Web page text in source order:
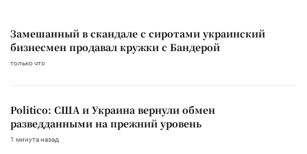
Замешанный в скандале с сиротами украинский
бизнесмен продавал кружки с Бандерой
только что
Politico: США и Украина вернули обмен
разведданными на прежний уровень
1 минута назад